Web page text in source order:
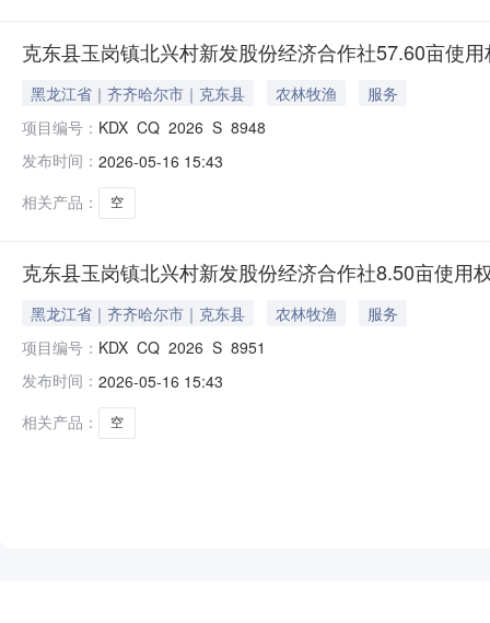
克东县玉岗镇北兴村新发股份经济合作社57.60亩使
黑龙江省｜齐齐哈尔市｜克东县 农林牧渔
服务
项目编号： KDX_CQ_2026_S_8948
发布时间： 2026-05-16 15:43
相关产品：
空
克东县玉岗镇北兴村新发股份经济合作社8.50亩使用
黑龙江省｜齐齐哈尔市｜克东县 农林牧渔
服务
项目编号： KDX_CQ_2026_S_8951
发布时间： 2026-05-16 15:43
相关产品：
空